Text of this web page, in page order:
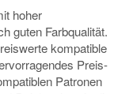
hoher
guten Farbqualität.
kompatible
Preis-
Patronen